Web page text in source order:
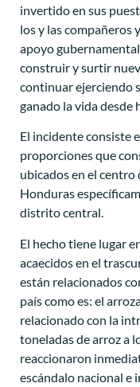
invertido en sus
los y las compañeros
apoyo
construir y surtir
continuar ejerciendo
ganado la vida desde
El incidente consiste
proporciones que
ubicados en el centro
Honduras
distrito central.
El hecho tiene lugar
acaecidos en el
están relacionados
país como es: el
relacionado con la
toneladas de arroz a
reaccionaron
escándalo nacional e